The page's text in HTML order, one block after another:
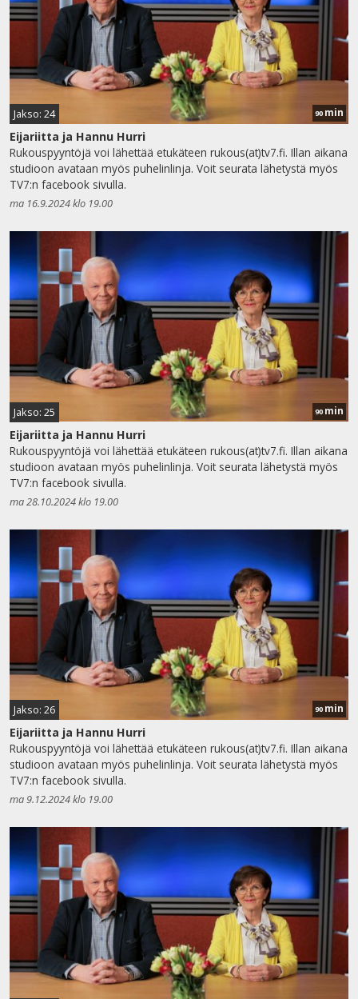
Jakso: 24 90 min
Eijariitta ja Hannu Hurri
Rukouspyyntöjä voi lähettää etukäteen rukous(at)tv7.fi. Illan aikana
studioon avataan myös puhelinlinja. Voit seurata lähetystä myös
TV7:n facebook sivulla.
ma 16.9.2024 klo 19.00
Jakso: 25 90 min
Eijariitta ja Hannu Hurri
Rukouspyyntöjä voi lähettää etukäteen rukous(at)tv7.fi. Illan aikana
studioon avataan myös puhelinlinja. Voit seurata lähetystä myös
TV7:n facebook sivulla.
ma 28.10.2024 klo 19.00
Jakso: 26 90 min
Eijariitta ja Hannu Hurri
Rukouspyyntöjä voi lähettää etukäteen rukous(at)tv7.fi. Illan aikana
studioon avataan myös puhelinlinja. Voit seurata lähetystä myös
TV7:n facebook sivulla.
ma 9.12.2024 klo 19.00